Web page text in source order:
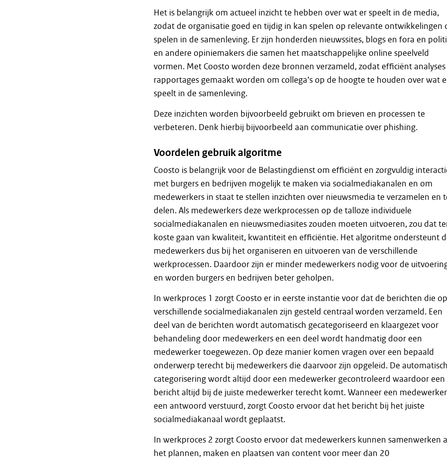
Het is belangrijk om actueel inzicht te hebben over wat er speelt in de media,
zodat de organisatie goed en tijdig in kan spelen op relevante ontwikkelingen
spelen in de samenleving. Er zijn honderden nieuwssites, blogs en fora en
en andere opiniemakers die samen het maatschappelijke online speelveld
vormen. Met Coosto worden deze bronnen verzameld, zodat efficiënt analyses
rapportages gemaakt worden om collega’s op de hoogte te houden over wat
speelt in de samenleving.
Deze inzichten worden bijvoorbeeld gebruikt om brieven en processen te
verbeteren. Denk hierbij bijvoorbeeld aan communicatie over phishing.
Voordelen gebruik algoritme
Coosto is belangrijk voor de Belastingdienst om efficiënt en zorgvuldig
met burgers en bedrijven mogelijk te maken via socialmediakanalen en om
medewerkers in staat te stellen inzichten over nieuwsmedia te verzamelen en
delen. Als medewerkers deze werkprocessen op de talloze individuele
socialmediakanalen en nieuwsmediasites zouden moeten uitvoeren, zou dat
koste gaan van kwaliteit, kwantiteit en efficiëntie. Het algoritme ondersteunt
medewerkers dus bij het organiseren en uitvoeren van de verschillende
werkprocessen. Daardoor zijn er minder medewerkers nodig voor de
en worden burgers en bedrijven beter geholpen.
In werkproces 1 zorgt Coosto er in eerste instantie voor dat de berichten die op
verschillende socialmediakanalen zijn gesteld centraal worden verzameld. Een
deel van de berichten wordt automatisch gecategoriseerd en klaargezet voor
behandeling door medewerkers en een deel wordt handmatig door een
medewerker toegewezen. Op deze manier komen vragen over een bepaald
onderwerp terecht bij medewerkers die daarvoor zijn opgeleid. De
categorisering wordt altijd door een medewerker gecontroleerd waardoor een
bericht altijd bij de juiste medewerker terecht komt. Wanneer een medewerker
een antwoord verstuurd, zorgt Coosto ervoor dat het bericht bij het juiste
socialmediakanaal wordt geplaatst.
In werkproces 2 zorgt Coosto ervoor dat medewerkers kunnen samenwerken
het plannen, maken en plaatsen van content voor meer dan 20